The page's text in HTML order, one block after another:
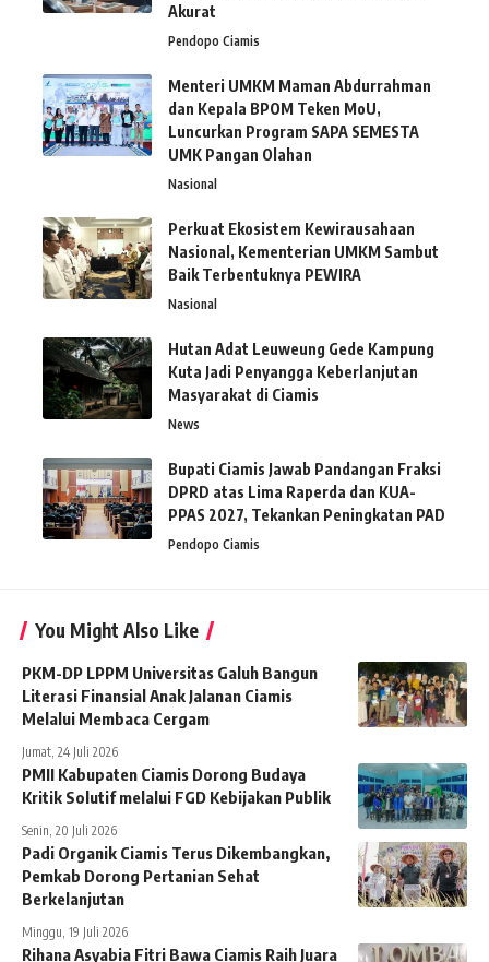
Akurat
Pendopo Ciamis
Menteri UMKM Maman Abdurrahman
dan Kepala BPOM Teken MoU,
Luncurkan Program SAPA SEMESTA
UMK Pangan Olahan
Nasional
Perkuat Ekosistem Kewirausahaan
Nasional, Kementerian UMKM Sambut
Baik Terbentuknya PEWIRA
Nasional
Hutan Adat Leuweung Gede Kampung
Kuta Jadi Penyangga Keberlanjutan
Masyarakat di Ciamis
News
Bupati Ciamis Jawab Pandangan Fraksi
DPRD atas Lima Raperda dan KUA-
PPAS 2027, Tekankan Peningkatan PAD
Pendopo Ciamis
You Might Also Like
PKM-DP LPPM Universitas Galuh Bangun
Literasi Finansial Anak Jalanan Ciamis
Melalui Membaca Cergam
Jumat, 24 Juli 2026
PMII Kabupaten Ciamis Dorong Budaya
Kritik Solutif melalui FGD Kebijakan Publik
Senin, 20 Juli 2026
Padi Organik Ciamis Terus Dikembangkan,
Pemkab Dorong Pertanian Sehat
Berkelanjutan
Minggu, 19 Juli 2026
Rihana Asyabia Fitri Bawa Ciamis Raih Juara